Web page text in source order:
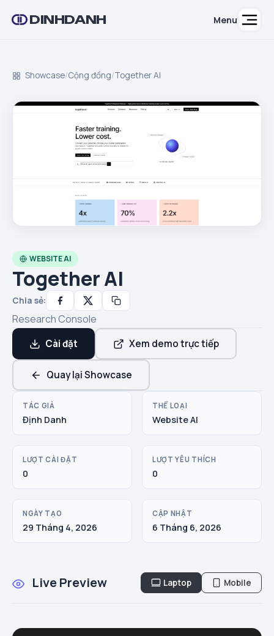
DINHDANH Menu
Showcase/Cộng đồng/Together AI
WEBSITE AI
Together AI
Chia sẻ:
Research Console
Cài đặt Xem demo trực tiếp
Quay lại Showcase
TÁC GIẢ
Định Danh
THỂ LOẠI
Website AI
LƯỢT CÀI ĐẶT
0
LƯỢT YÊU THÍCH
0
NGÀY TẠO
29 Tháng 4, 2026
CẬP NHẬT
6 Tháng 6, 2026
Live Preview Laptop Mobile